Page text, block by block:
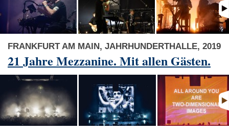
FRANKFURT AM MAIN, JAHRHUNDERTHALLE, 2019
21 Jahre Mezzanine. Mit allen Gästen.